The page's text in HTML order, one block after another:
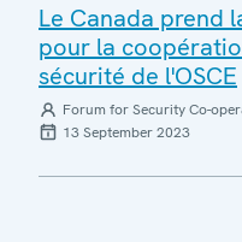
Le Canada prend
pour la
sécurité de l'OSCE
Forum for Security Co-
13 September 2023